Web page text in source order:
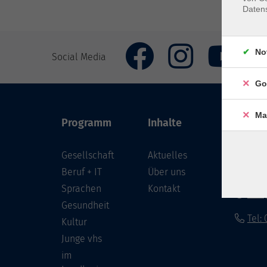
Social Media
Programm
Gesellschaft
Beruf + IT
Sprachen
Gesundheit
Kultur
Junge vhs
im
Inhalte
Aktuelles
Über uns
Kontakt
Tel: